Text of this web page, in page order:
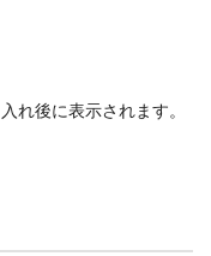
れ後に表示されます。